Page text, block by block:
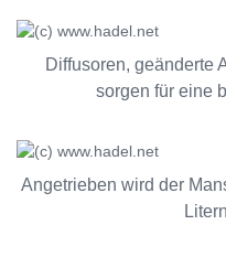
Diffusoren, geänderte
sorgen für eine
Angetrieben wird der